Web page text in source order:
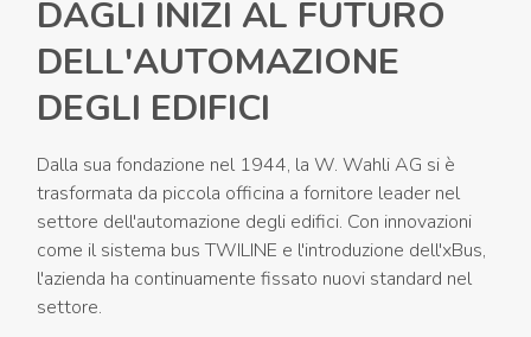
DAGLI INIZI AL FUTURO
DELL'AUTOMAZIONE
DEGLI EDIFICI
Dalla sua fondazione nel 1944, la W. Wahli AG si è
trasformata da piccola officina a fornitore leader nel
settore dell'automazione degli edifici. Con innovazioni
come il sistema bus TWILINE e l'introduzione dell'xBus,
l'azienda ha continuamente fissato nuovi standard nel
settore.